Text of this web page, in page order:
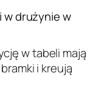
w drużynie w
w tabeli mają
i kreują